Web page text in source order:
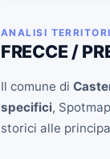
ANALISI
FRECCE /
Il comune di
specifici,
storici alle